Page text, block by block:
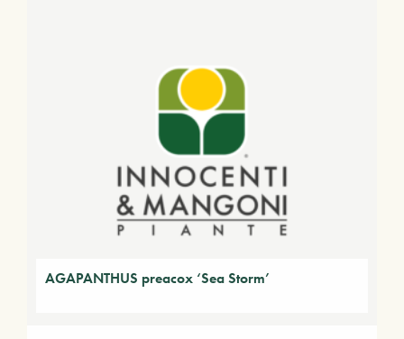
AGAPANTHUS preacox ‘Sea Storm’